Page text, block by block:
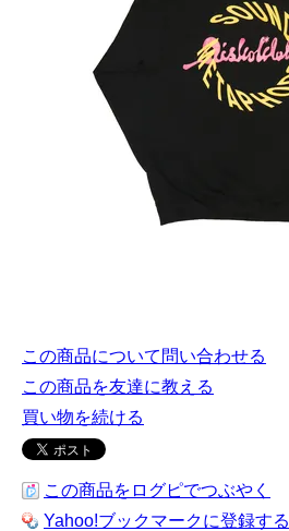
この商品について問い合わせる
この商品を友達に教える
買い物を続ける
この商品をログピでつぶやく
Yahoo!ブックマークに登録する